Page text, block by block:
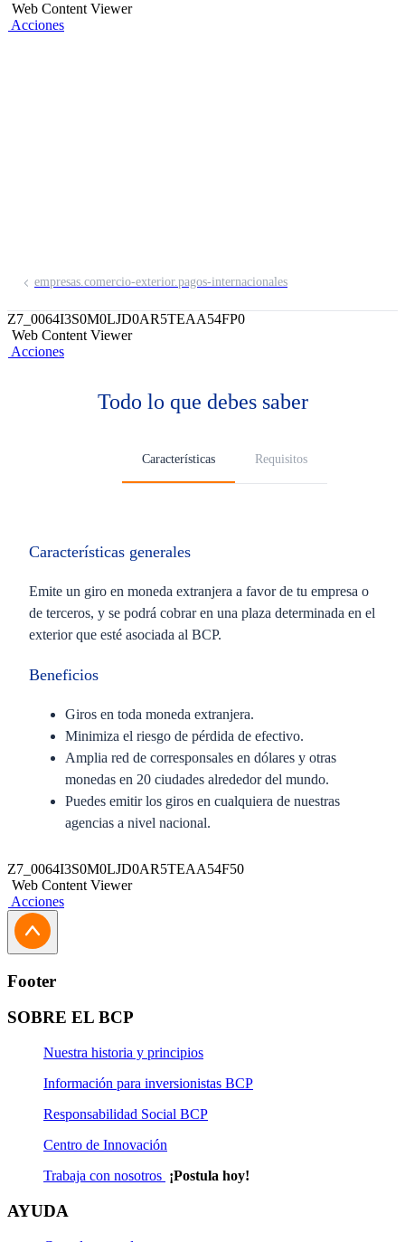
Web Content Viewer
Acciones
empresas.comercio-exterior.pagos-internacionales
Z7_0064I3S0M0LJD0AR5TEAA54FP0
Web Content Viewer
Acciones
Todo lo que debes saber
Características Requisitos
Características generales
Emite un giro en moneda extranjera a favor de tu empresa o
de terceros, y se podrá cobrar en una plaza determinada en el
exterior que esté asociada al BCP.
Beneficios
Giros en toda moneda extranjera.
Minimiza el riesgo de pérdida de efectivo.
Amplia red de corresponsales en dólares y otras
monedas en 20 ciudades alrededor del mundo.
Puedes emitir los giros en cualquiera de nuestras
agencias a nivel nacional.
Z7_0064I3S0M0LJD0AR5TEAA54F50
Web Content Viewer
Acciones
Footer
SOBRE EL BCP
Nuestra historia y principios
Información para inversionistas BCP
Responsabilidad Social BCP
Centro de Innovación
Trabaja con nosotros ¡Postula hoy!
AYUDA